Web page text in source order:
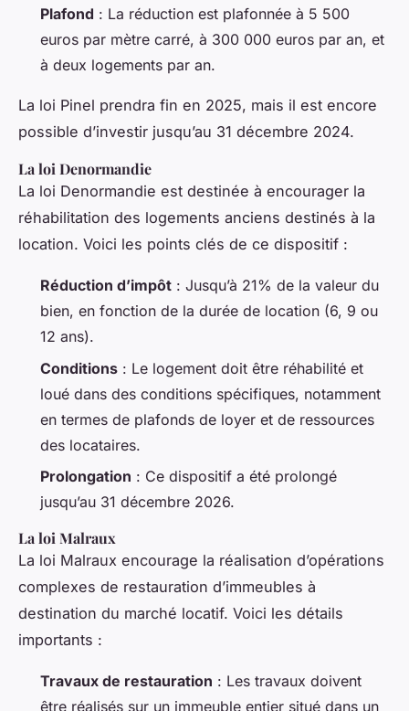
Plafond : La réduction est plafonnée à 5 500
euros par mètre carré, à 300 000 euros par an, et
à deux logements par an.
La loi Pinel prendra fin en 2025, mais il est encore
possible d’investir jusqu’au 31 décembre 2024.
La loi Denormandie
La loi Denormandie est destinée à encourager la
réhabilitation des logements anciens destinés à la
location. Voici les points clés de ce dispositif :
Réduction d’impôt : Jusqu’à 21% de la valeur du
bien, en fonction de la durée de location (6, 9 ou
12 ans).
Conditions : Le logement doit être réhabilité et
loué dans des conditions spécifiques, notamment
en termes de plafonds de loyer et de ressources
des locataires.
Prolongation : Ce dispositif a été prolongé
jusqu’au 31 décembre 2026.
La loi Malraux
La loi Malraux encourage la réalisation d’opérations
complexes de restauration d’immeubles à
destination du marché locatif. Voici les détails
importants :
Travaux de restauration : Les travaux doivent
être réalisés sur un immeuble entier situé dans un